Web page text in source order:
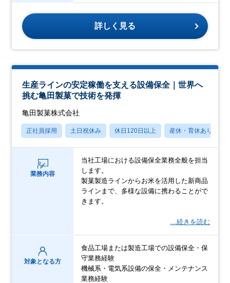
詳しく見る
生産ラインの安定稼働を支える設備保全｜世界へ
挑む亀田製菓で技術を発揮
亀田製菓株式会社
正社員採用 土日祝休み 休日120日以上 産休・育休あり
業務内容
当社工場における設備保全業務全般を担当
します。
製菓製造ラインからお米を活用した新商品
ラインまで、多様な設備に携わることがで
きます。
…続きを読む
対象となる方
食品工場または製造工場での設備保全・保
守業務経験
機械系・電気系設備の保全・メンテナンス
業務経験